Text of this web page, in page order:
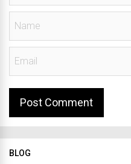
BLOG